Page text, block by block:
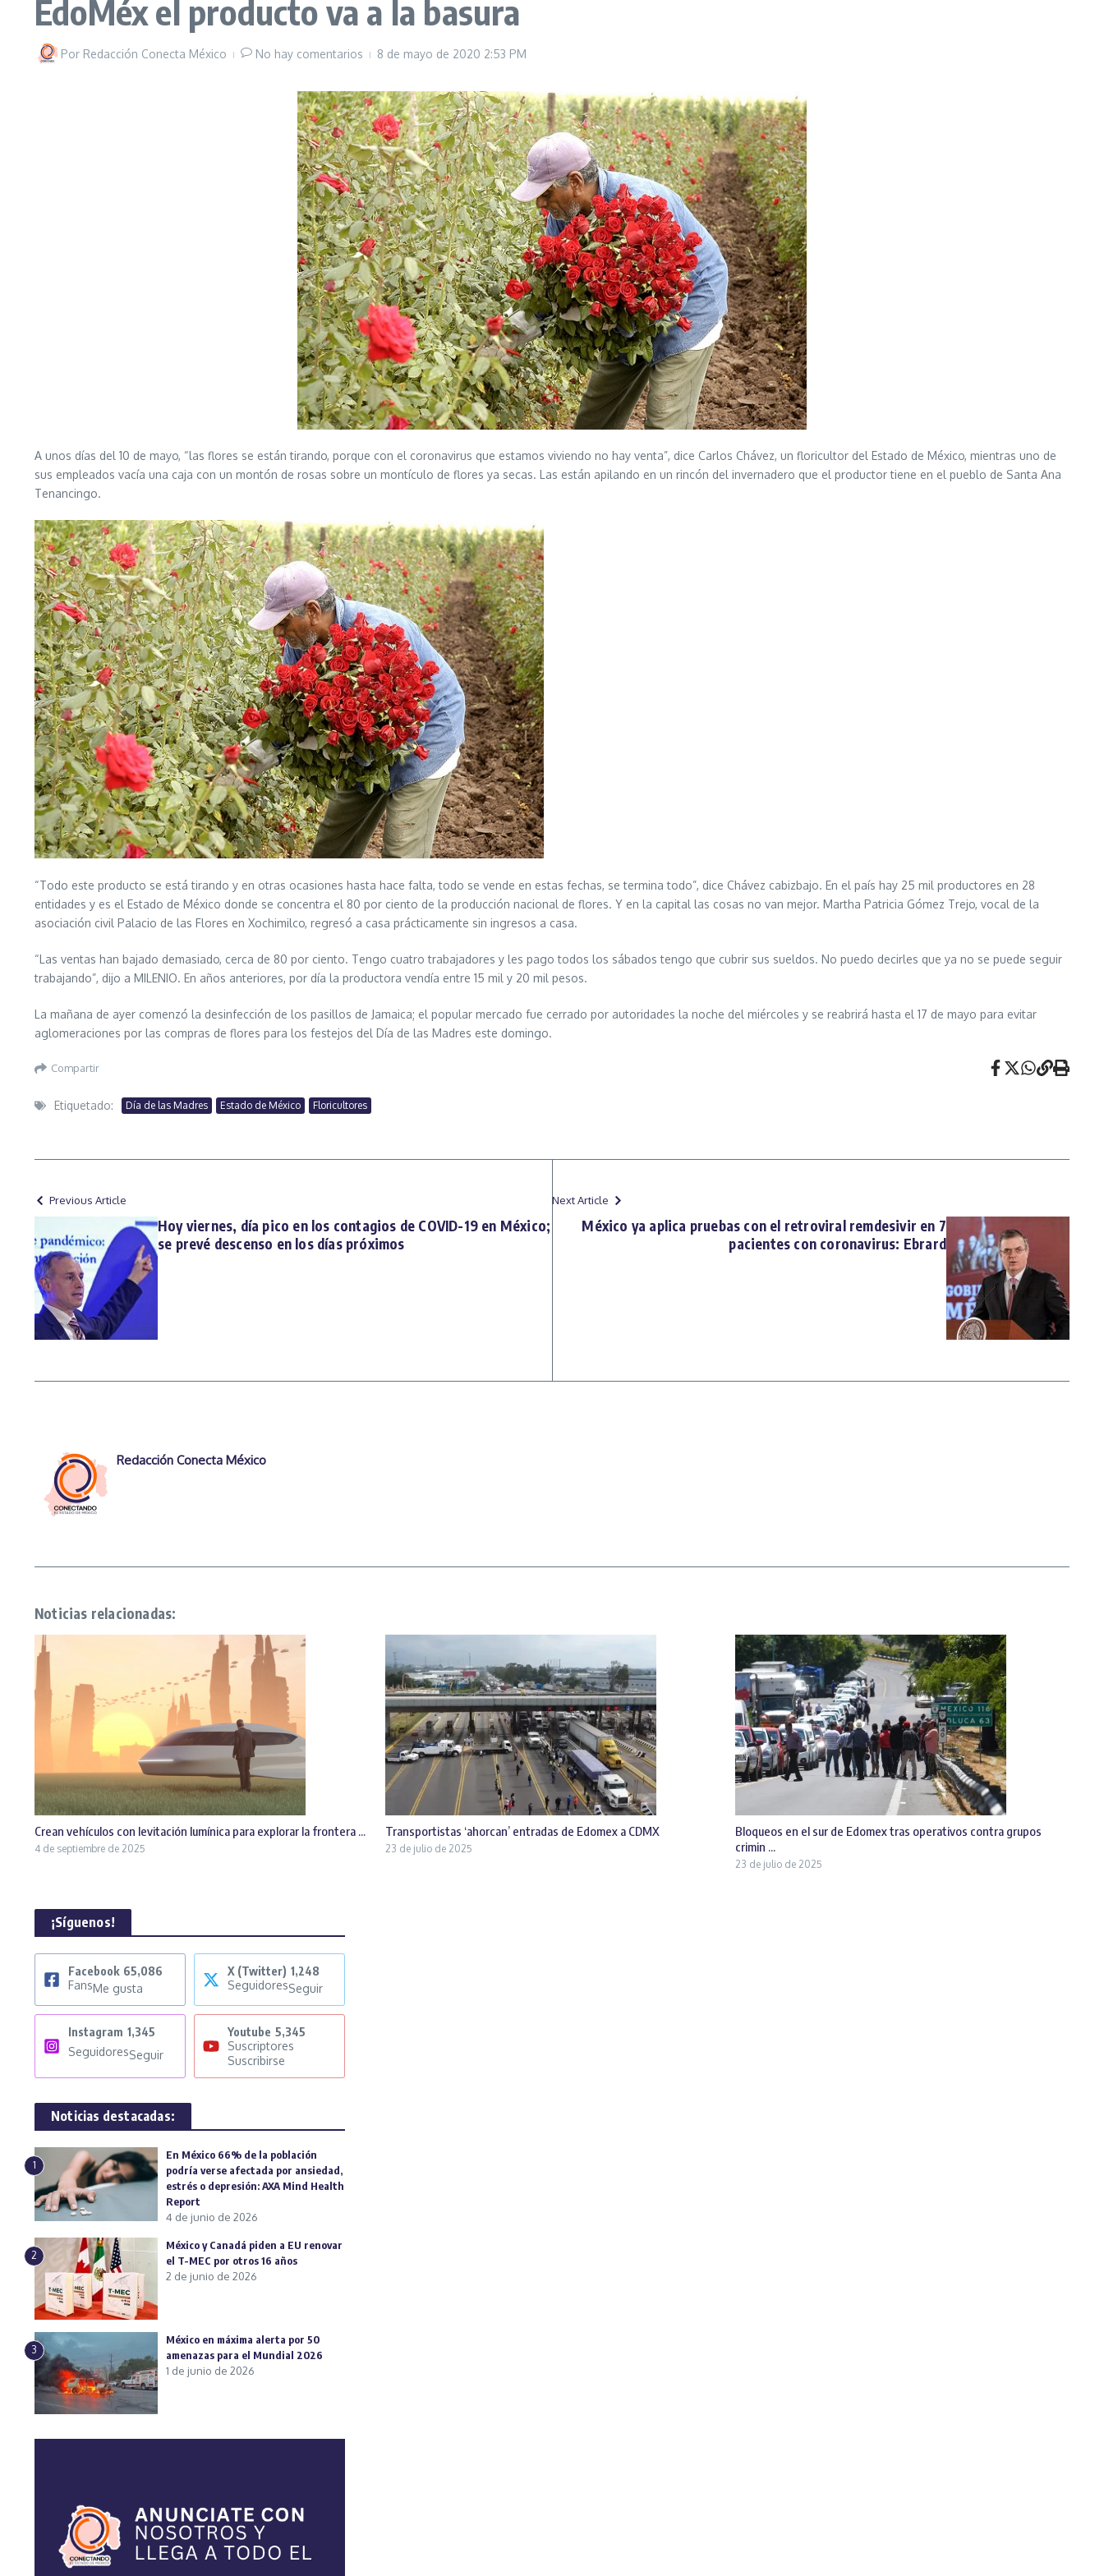
EdoMéx el producto va a la basura
Por Redacción Conecta México No hay comentarios 8 de mayo de 2020 2:53 PM
A unos días del 10 de mayo, “las flores se están tirando, porque con el coronavirus que estamos viviendo no hay venta”, dice Carlos Chávez, un floricultor del Estado de México, mientras uno de
sus empleados vacía una caja con un montón de rosas sobre un montículo de flores ya secas. Las están apilando en un rincón del invernadero que el productor tiene en el pueblo de Santa Ana
Tenancingo.
“Todo este producto se está tirando y en otras ocasiones hasta hace falta, todo se vende en estas fechas, se termina todo”, dice Chávez cabizbajo. En el país hay 25 mil productores en 28
entidades y es el Estado de México donde se concentra el 80 por ciento de la producción nacional de flores. Y en la capital las cosas no van mejor. Martha Patricia Gómez Trejo, vocal de la
asociación civil Palacio de las Flores en Xochimilco, regresó a casa prácticamente sin ingresos a casa.
“Las ventas han bajado demasiado, cerca de 80 por ciento. Tengo cuatro trabajadores y les pago todos los sábados tengo que cubrir sus sueldos. No puedo decirles que ya no se puede seguir
trabajando”, dijo a MILENIO. En años anteriores, por día la productora vendía entre 15 mil y 20 mil pesos.
La mañana de ayer comenzó la desinfección de los pasillos de Jamaica; el popular mercado fue cerrado por autoridades la noche del miércoles y se reabrirá hasta el 17 de mayo para evitar
aglomeraciones por las compras de flores para los festejos del Día de las Madres este domingo.
Compartir
Etiquetado: Día de las Madres Estado de México Floricultores
Previous Article
Hoy viernes, día pico en los contagios de COVID-19 en México;
se prevé descenso en los días próximos
Next Article
México ya aplica pruebas con el retroviral remdesivir en 7
pacientes con coronavirus: Ebrard
Redacción Conecta México
Noticias relacionadas:
Crean vehículos con levitación lumínica para explorar la frontera ...
4 de septiembre de 2025
Transportistas ‘ahorcan’ entradas de Edomex a CDMX
23 de julio de 2025
Bloqueos en el sur de Edomex tras operativos contra grupos
crimin ...
23 de julio de 2025
¡Síguenos!
Facebook 65,086
FansMe gusta
X (Twitter) 1,248
SeguidoresSeguir
Instagram 1,345
SeguidoresSeguir
Youtube 5,345
Suscriptores
Suscribirse
Noticias destacadas:
1
En México 66% de la población
podría verse afectada por ansiedad,
estrés o depresión: AXA Mind Health
Report
4 de junio de 2026
2
México y Canadá piden a EU renovar
el T-MEC por otros 16 años
2 de junio de 2026
3
México en máxima alerta por 50
amenazas para el Mundial 2026
1 de junio de 2026